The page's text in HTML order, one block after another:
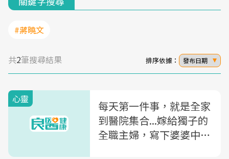
#蔣曉文
共2筆搜尋結果 排序依據： 發布日期
心靈
每天第一件事，就是全家
到醫院集合...嫁給獨子的
全職主婦，寫下婆婆中風